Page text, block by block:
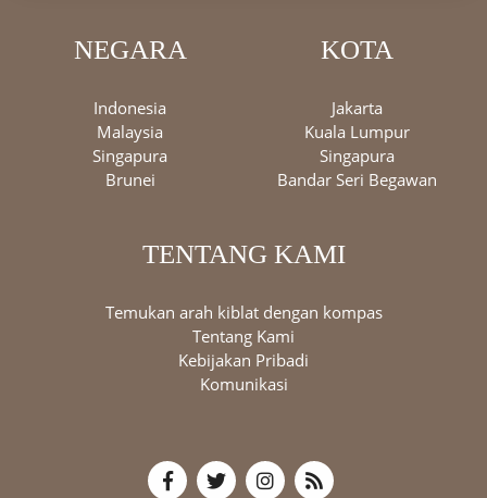
NEGARA
Indonesia
Malaysia
Singapura
Brunei
KOTA
Jakarta
Kuala Lumpur
Singapura
Bandar Seri Begawan
TENTANG KAMI
Temukan arah kiblat dengan kompas
Tentang Kami
Kebijakan Pribadi
Komunikasi